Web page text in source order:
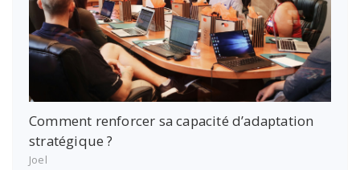
Comment renforcer sa capacité d’adaptation
stratégique ?
Joel